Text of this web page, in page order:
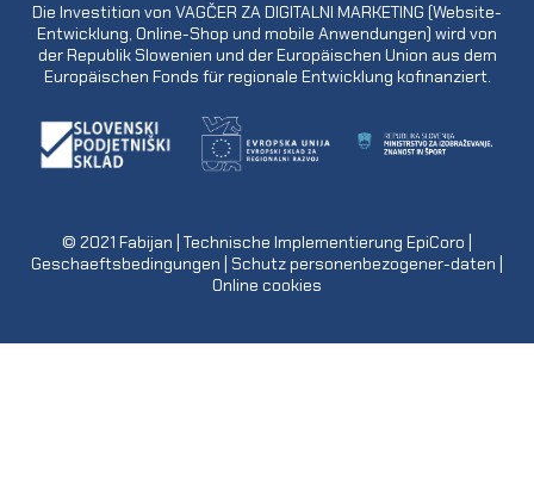
Die Investition von VAGČER ZA DIGITALNI MARKETING (Website-
Entwicklung, Online-Shop und mobile Anwendungen) wird von
der Republik Slowenien und der Europäischen Union aus dem
Europäischen Fonds für regionale Entwicklung kofinanziert.
© 2021 Fabijan | Technische Implementierung EpiCoro
Geschaeftsbedingungen Schutz personenbezogener-daten
Online cookies